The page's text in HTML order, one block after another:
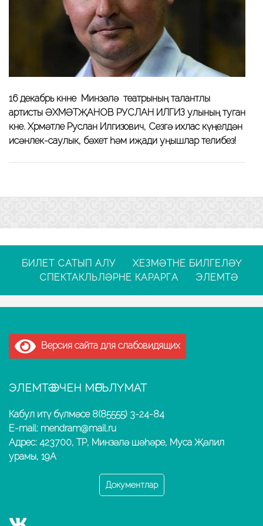
16 декабрь көнне Минзәлә театрының талантлы
артисты ӘХМӘТҖАНОВ РУСЛАН ИЛГИЗ улының туган
көне. Хөрмәтле Руслан Илгизович, Сезгә ихлас күңелдән
исәнлек-саулык, бәхет һәм иҗади уңышлар телибез!
БИЛЕТ САТЫП АЛУ
ХЕЗМӘТНЕ БИЛГЕЛӘҮ
СПЕКТАКЛЬЛӘРНЕ КАРАРГА
ЭЛЕМТӘ
Версия сайта для слабовидящих
ЭЛЕМТӘ ӨЧЕН МӘГЪЛҮМАТ
Кабул итү бүлмәсе 8(85555) 3-24-84
E-mail: mendram@mail.ru
Адрес: 423700, ТР, Минзәлә шәһәре, Муса Җәлил
урамы, 19А
Документлар